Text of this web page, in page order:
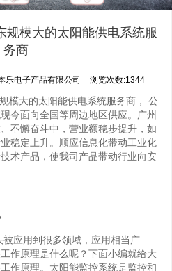
规模大的太阳能供电系统服
务商
乐电子产品有限公司 浏览次数:1344
模大的太阳能供电系统服务商， 公
今面向全国等周边地区供应。广州
不懈奋斗中，营业额稳步提升，如
稳定上升。顺应信息化带动工业化
术产品，使我司产品带动行业向安
应用到很多领域，应用相当广
作原理是什么呢？下面小编就给大
作原理。太阳能监控系统是监控和